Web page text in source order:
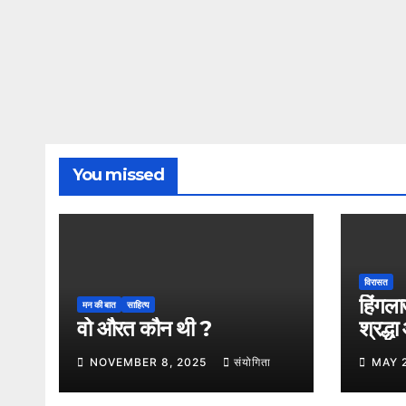
You missed
मन की बात साहित्य
वो औरत कौन थी ?
NOVEMBER 8, 2025 संयोगिता
विरासत
काMAY